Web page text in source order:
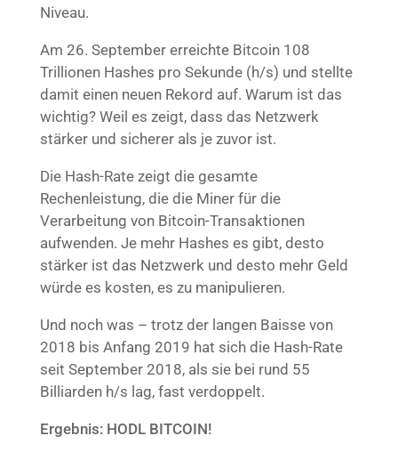
Niveau.
Am 26. September erreichte Bitcoin 108
Trillionen Hashes pro Sekunde (h/s) und stellte
damit einen neuen Rekord auf. Warum ist das
wichtig? Weil es zeigt, dass das Netzwerk
stärker und sicherer als je zuvor ist.
Die Hash-Rate zeigt die gesamte
Rechenleistung, die die Miner für die
Verarbeitung von Bitcoin-Transaktionen
aufwenden. Je mehr Hashes es gibt, desto
stärker ist das Netzwerk und desto mehr Geld
würde es kosten, es zu manipulieren.
Und noch was – trotz der langen Baisse von
2018 bis Anfang 2019 hat sich die Hash-Rate
seit September 2018, als sie bei rund 55
Billiarden h/s lag, fast verdoppelt.
Ergebnis: HODL BITCOIN!